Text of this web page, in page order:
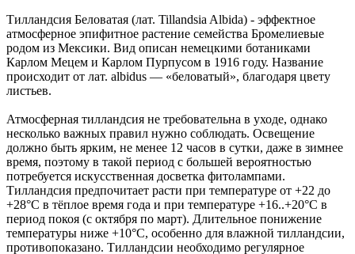
Тилландсия Беловатая (лат. Tillandsia Albida) - эффектное
атмосферное эпифитное растение семейства Бромелиевые
родом из Мексики. Вид описан немецкими ботаниками
Карлом Мецем и Карлом Пурпусом в 1916 году. Название
происходит от лат. albidus — «беловатый», благодаря цвету
листьев.
Атмосферная тилландсия не требовательна в уходе, однако
несколько важных правил нужно соблюдать. Освещение
должно быть ярким, не менее 12 часов в сутки, даже в зимнее
время, поэтому в такой период с большей вероятностью
потребуется искусственная досветка фитолампами.
Тилландсия предпочитает расти при температуре от +22 до
+28°С в тёплое время года и при температуре +16..+20°С в
период покоя (с октября по март). Длительное понижение
температуры ниже +10°С, особенно для влажной тилландсии,
противопоказано. Тилландсии необходимо регулярное